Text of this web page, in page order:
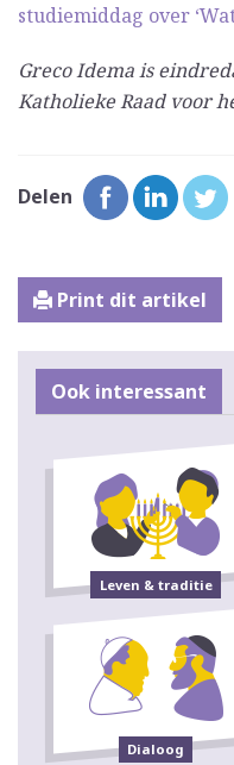
studiemiddag over
Greco Idema is
Katholieke Raad voor
Delen
Print dit artikel
Ook interessant
Leven & traditie
Dialoog